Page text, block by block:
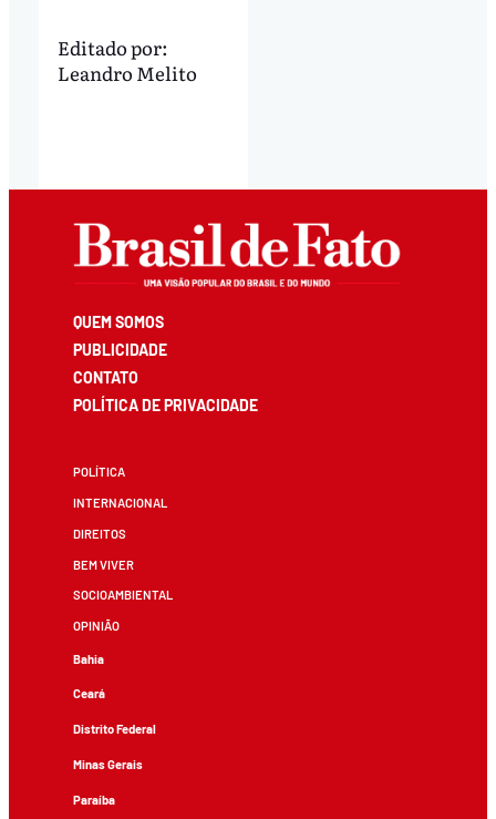
Editado por:
Leandro Melito
QUEM SOMOS
PUBLICIDADE
CONTATO
POLÍTICA DE PRIVACIDADE
POLÍTICA
INTERNACIONAL
DIREITOS
BEM VIVER
SOCIOAMBIENTAL
OPINIÃO
Bahia
Ceará
Distrito Federal
Minas Gerais
Paraíba